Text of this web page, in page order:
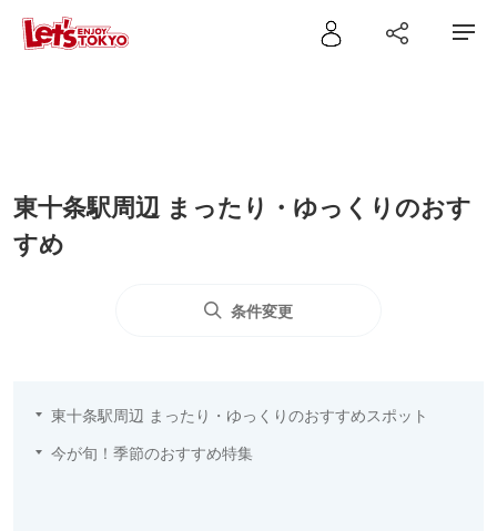
東十条駅周辺 まったり・ゆっくりのおす
すめ
条件変更
東十条駅周辺 まったり・ゆっくりのおすすめスポット
今が旬！季節のおすすめ特集